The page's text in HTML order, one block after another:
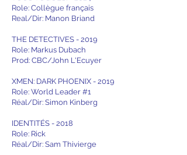
Role: Collègue français
Real/Dir: Manon Briand
THE DETECTIVES - 2019
Role: Markus Dubach
Prod: CBC/John L'Ecuyer
XMEN: DARK PHOENIX - 2019
Role: World Leader #1
Réal/Dir: Simon Kinberg
IDENTITÉS - 2018
Role: Rick
Réal/Dir: Sam Thivierge